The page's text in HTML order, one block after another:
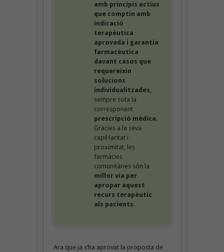
amb principis actius
que comptin amb
indicació
terapèutica
aprovada i garantia
farmacèutica
davant casos que
requereixin
solucions
individualitzades,
sempre sota la
corresponent
prescripció mèdica.
Gràcies a la seva
capil·laritat i
proximitat, les
farmàcies
comunitàries són la
millor via per
apropar aquest
recurs terapèutic
als pacients.
Ara que ja s’ha aprovat la proposta de